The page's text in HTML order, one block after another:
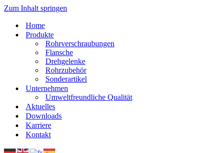
Zum Inhalt springen
Home
Produkte
Rohrverschraubungen
Flansche
Drehgelenke
Rohrzubehör
Sonderartikel
Unternehmen
Umweltfreundliche Qualität
Aktuelles
Downloads
Karriere
Kontakt